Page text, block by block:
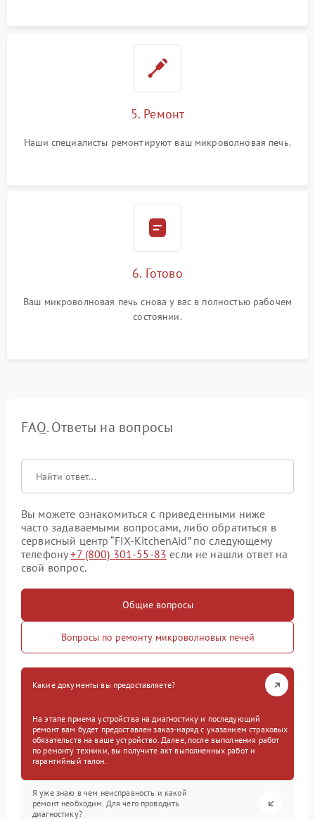
5. Ремонт
Наши специалисты ремонтируют ваш микроволновая печь.
6. Готово
Ваш микроволновая печь снова у вас в полностью рабочем
состоянии.
FAQ. Ответы на вопросы
Вы можете ознакомиться с приведенными ниже
часто задаваемыми вопросами, либо обратиться в
сервисный центр “FIX-KitchenAid” по следующему
телефону+7 (800) 301-55-83 если не нашли ответ на
свой вопрос.
Общие вопросы
Вопросы по ремонту микроволновых печей
Какие документы вы предоставляете?
На этапе приема устройства на диагностику и последующий
ремонт вам будет предоставлен заказ-наряд с указанием страховых
обязательств на ваше устройство. Далее, после выполнения работ
по ремонту техники, вы получите акт выполненных работ и
гарантийный талон.
Я уже знаю в чем неисправность и какой
ремонт необходим. Для чего проводить
диагностику?